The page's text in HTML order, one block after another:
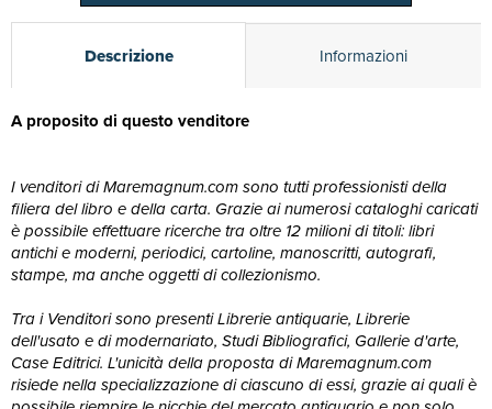
Descrizione Informazioni
A proposito di questo venditore
I venditori di Maremagnum.com sono tutti professionisti della
filiera del libro e della carta. Grazie ai numerosi cataloghi caricati
è possibile effettuare ricerche tra oltre 12 milioni di titoli: libri
antichi e moderni, periodici, cartoline, manoscritti, autografi,
stampe, ma anche oggetti di collezionismo.
Tra i Venditori sono presenti Librerie antiquarie, Librerie
dell'usato e di modernariato, Studi Bibliografici, Gallerie d'arte,
Case Editrici. L'unicità della proposta di Maremagnum.com
risiede nella specializzazione di ciascuno di essi, grazie ai quali è